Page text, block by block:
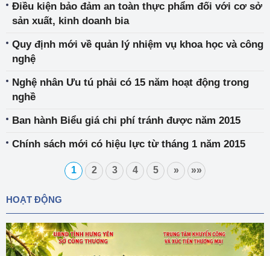
Điều kiện bảo đảm an toàn thực phẩm đối với cơ sở
sản xuất, kinh doanh bia
Quy định mới về quản lý nhiệm vụ khoa học và công
nghệ
Nghệ nhân Ưu tú phải có 15 năm hoạt động trong
nghề
Ban hành Biểu giá chi phí tránh được năm 2015
Chính sách mới có hiệu lực từ tháng 1 năm 2015
1 2 3 4 5 » »»
HOẠT ĐỘNG